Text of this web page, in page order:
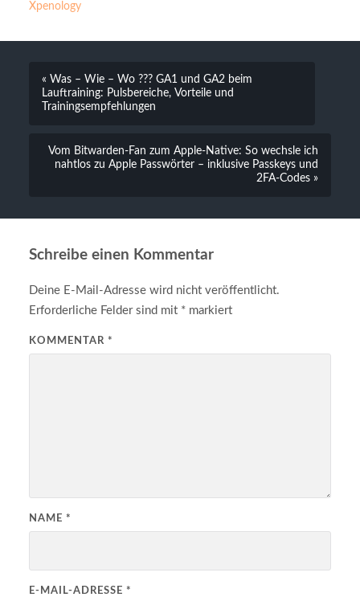
Xpenology
« Was – Wie – Wo ??? GA1 und GA2 beim
Lauftraining: Pulsbereiche, Vorteile und
Trainingsempfehlungen
Vom Bitwarden-Fan zum Apple-Native: So wechsle ich
nahtlos zu Apple Passwörter – inklusive Passkeys und
2FA-Codes »
Schreibe einen Kommentar
Deine E-Mail-Adresse wird nicht veröffentlicht.
Erforderliche Felder sind mit *markiert
KOMMENTAR *
NAME *
E-MAIL-ADRESSE *